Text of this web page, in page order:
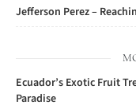
Jefferson Perez –
Ecuador’s Exotic Fruit
Paradise